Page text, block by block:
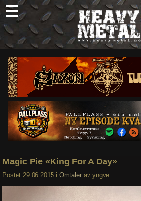
Skip
to
content
Nyheter
Omtaler
Intervjuer
Om oss
Abonner
Søk
Magic Pie «King For A Day»
Postet 29.06.2015 i Omtaler av yngve